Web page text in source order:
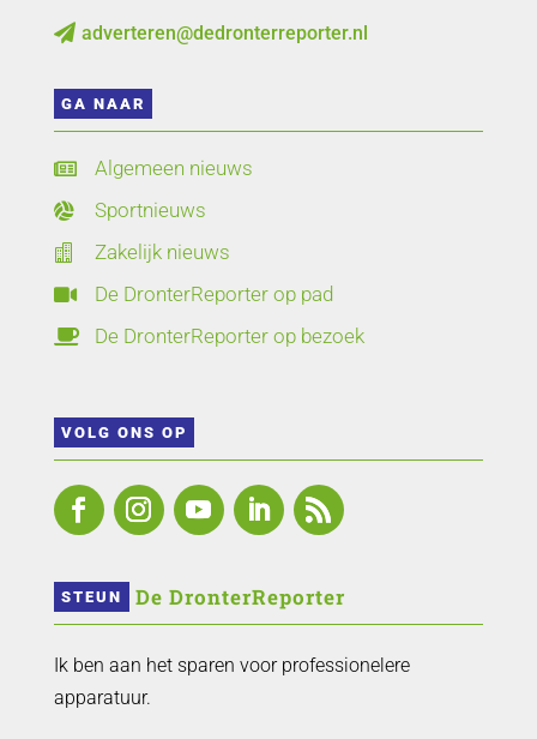
 adverteren@dedronterreporter.nl
GA NAAR
 Algemeen nieuws
 Sportnieuws
 Zakelijk nieuws
 De DronterReporter op pad
 De DronterReporter op bezoek
VOLG ONS OP
STEUN De DronterReporter
Ik ben aan het sparen voor professionelere
apparatuur.